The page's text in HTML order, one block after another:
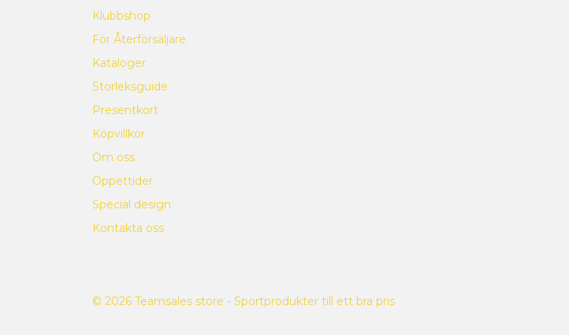
Klubbshop
För Återförsäljare
Kataloger
Storleksguide
Presentkort
Köpvillkor
Om oss
Öppettider
Special design
Kontakta oss
© 2026 Teamsales store - Sportprodukter till ett bra pris